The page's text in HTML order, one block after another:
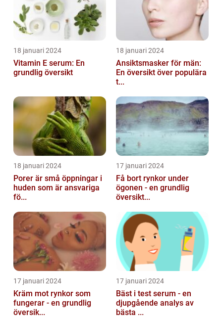
18 januari 2024
Vitamin E serum: En
grundlig översikt
18 januari 2024
Ansiktsmasker för män:
En översikt över populära
t...
18 januari 2024
Porer är små öppningar i
huden som är ansvariga
fö...
17 januari 2024
Få bort rynkor under
ögonen - en grundlig
översikt...
17 januari 2024
Kräm mot rynkor som
fungerar - en grundlig
översik...
17 januari 2024
Bäst i test serum - en
djupgående analys av
bästa ...